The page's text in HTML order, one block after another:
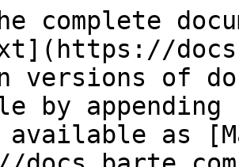
complete
versions of
by
as